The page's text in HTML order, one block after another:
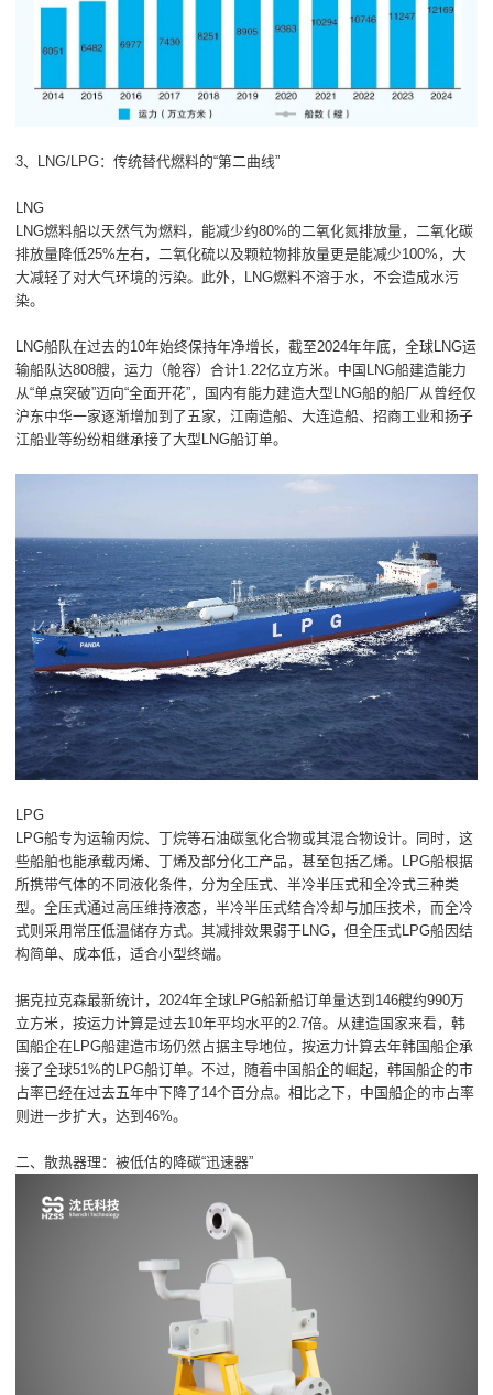
3、LNG/LPG：传统替代燃料的“第二曲线”
LNG
LNG燃料船以天然气为燃料，能减少约80%的二氧化氮排放量，二氧化碳
排放量降低25%左右，二氧化硫以及颗粒物排放量更是能减少100%，大
大减轻了对大气环境的污染。此外，LNG燃料不溶于水，不会造成水污
染。
LNG船队在过去的10年始终保持年净增长，截至2024年年底，全球LNG运
输船队达808艘，运力（舱容）合计1.22亿立方米。中国LNG船建造能力
从“单点突破”迈向“全面开花”，国内有能力建造大型LNG船的船厂从曾经仅
沪东中华一家逐渐增加到了五家，江南造船、大连造船、招商工业和扬子
江船业等纷纷相继承接了大型LNG船订单。
LPG
LPG船专为运输丙烷、丁烷等石油碳氢化合物或其混合物设计。同时，这
些船舶也能承载丙烯、丁烯及部分化工产品，甚至包括乙烯。LPG船根据
所携带气体的不同液化条件，分为全压式、半冷半压式和全冷式三种类
型。全压式通过高压维持液态，半冷半压式结合冷却与加压技术，而全冷
式则采用常压低温储存方式。其减排效果弱于LNG，但全压式LPG船因结
构简单、成本低，适合小型终端。
据克拉克森最新统计，2024年全球LPG船新船订单量达到146艘约990万
立方米，按运力计算是过去10年平均水平的2.7倍。从建造国家来看，韩
国船企在LPG船建造市场仍然占据主导地位，按运力计算去年韩国船企承
接了全球51%的LPG船订单。不过，随着中国船企的崛起，韩国船企的市
占率已经在过去五年中下降了14个百分点。相比之下，中国船企的市占率
则进一步扩大，达到46%。
二、散热器理：被低估的降碳“迅速器”